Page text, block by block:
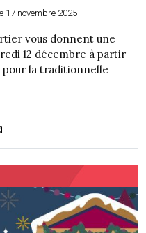
17 novembre 2025
vous donnent une
12 décembre à partir
pour la traditionnelle